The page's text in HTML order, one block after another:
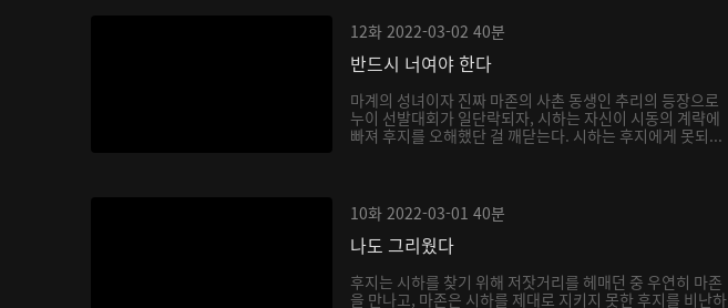
12화 2022-03-02 40분
반드시 너여야 한다
마계의 성녀이자 진짜 마존의 사촌 동생인 추리의 등장으로
누이 선발대회가 일단락되자, 시하는 자신이 시동의 계략에
빠져 후지를 오해했단 걸 깨닫는다. 시하는 후지에게 못되...
10화 2022-03-01 40분
나도 그리웠다
후지는 시하를 찾기 위해 저잣거리를 헤매던 중 우연히 마존
을 만나고, 마존은 시하를 제대로 지키지 못한 후지를 비난하